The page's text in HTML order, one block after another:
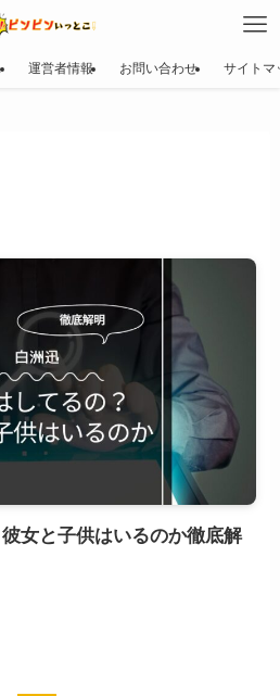
運営者情報 お問い合わせ サイトマ
女と子供はいるのか徹底解